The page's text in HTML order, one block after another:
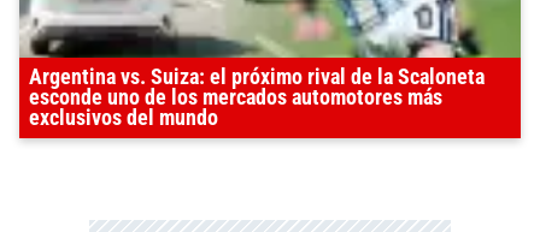
Argentina vs. Suiza: el próximo rival de la Scaloneta
esconde uno de los mercados automotores más
exclusivos del mundo